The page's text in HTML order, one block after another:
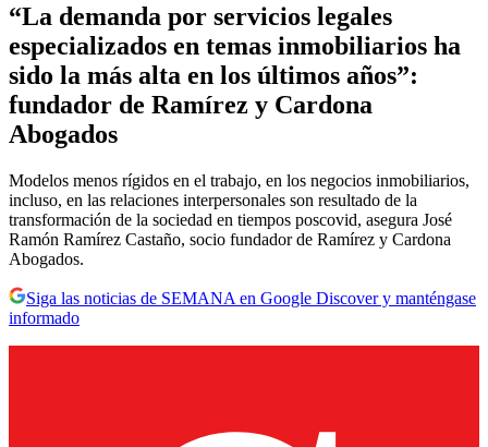
“La demanda por servicios legales
especializados en temas inmobiliarios ha
sido la más alta en los últimos años”:
fundador de Ramírez y Cardona
Abogados
Modelos menos rígidos en el trabajo, en los negocios inmobiliarios,
incluso, en las relaciones interpersonales son resultado de la
transformación de la sociedad en tiempos poscovid, asegura José
Ramón Ramírez Castaño, socio fundador de Ramírez y Cardona
Abogados.
Siga las noticias de SEMANA en Google Discover y manténgase
informado